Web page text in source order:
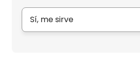
Sí, me sirve